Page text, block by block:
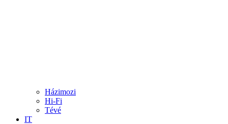
Házimozi
Hi-Fi
Tévé
IT